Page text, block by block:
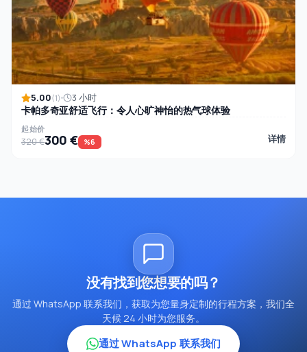
5.00(1) 3 小时
卡帕多奇亚舒适飞行：令人心旷神怡的热气球体验
起始价
320 €300 € %6 详情
没有找到您想要的吗？
通过 WhatsApp 联系我们，获取为您量身定制的行程方案，我们全
天候 24 小时为您服务。
通过 WhatsApp 联系我们